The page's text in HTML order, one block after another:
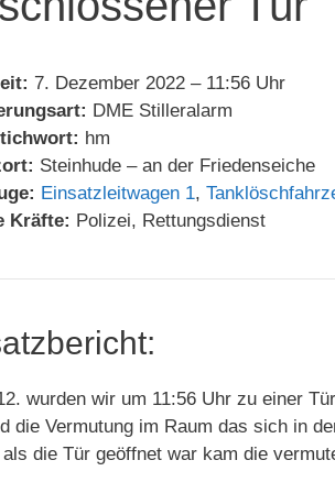
7. Dezember 2022 – 11:56 Uhr
DME Stilleralarm
hm
Steinhude – an der Friedenseiche
Einsatzleitwagen 1,
Kräfte: Polizei, Rettungsdienst
wurden wir um 11:56 Uhr zu einer
die Vermutung im Raum das sich in
als die Tür geöffnet war kam die